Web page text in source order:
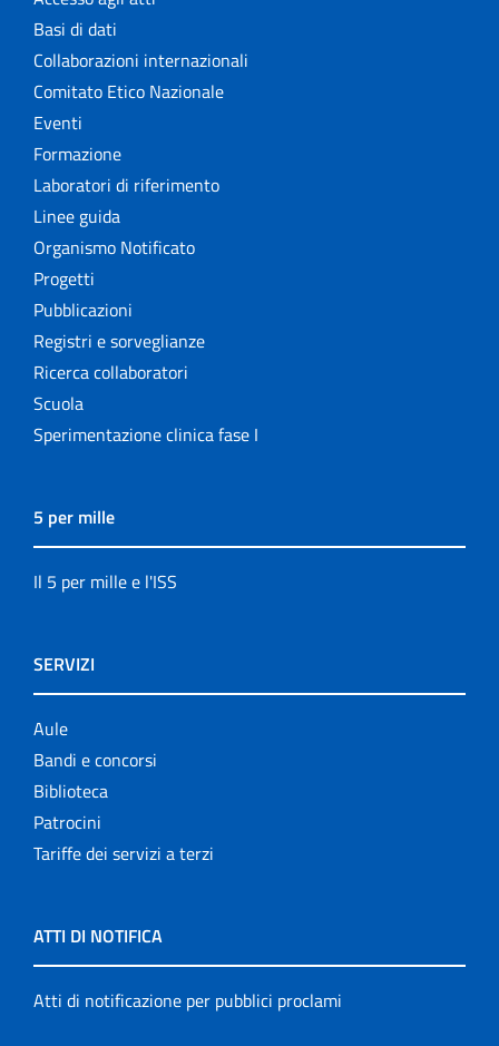
Basi di dati
Collaborazioni internazionali
Comitato Etico Nazionale
Eventi
Formazione
Laboratori di riferimento
Linee guida
Organismo Notificato
Progetti
Pubblicazioni
Registri e sorveglianze
Ricerca collaboratori
Scuola
Sperimentazione clinica fase I
5 per mille
Il 5 per mille e l'ISS
SERVIZI
Aule
Bandi e concorsi
Biblioteca
Patrocini
Tariffe dei servizi a terzi
ATTI DI NOTIFICA
Atti di notificazione per pubblici proclami